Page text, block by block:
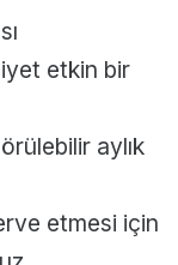
etkin bir
aylık
etmesi için